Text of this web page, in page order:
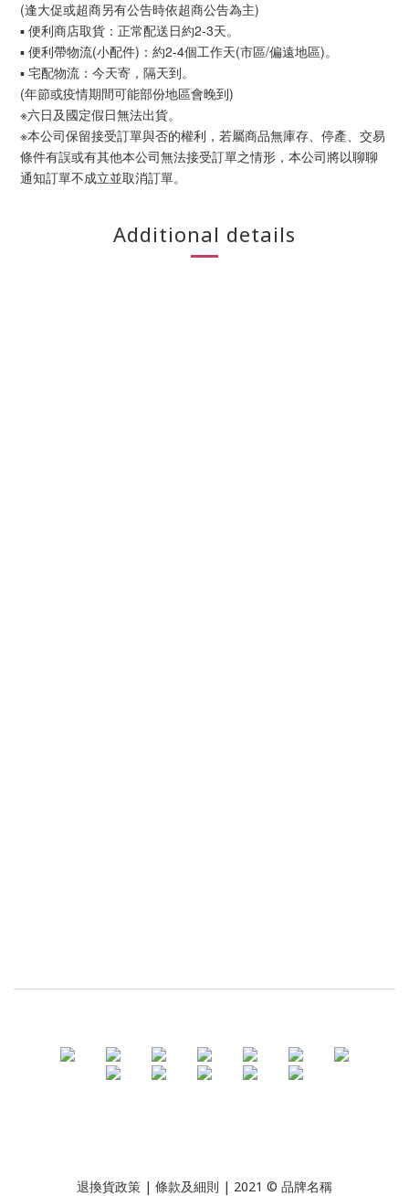
(逢大促或超商另有公告時依超商公告為主)
▪ 便利商店取貨：正常配送日約2-3天。
▪ 便利帶物流(小配件)：約2-4個工作天(市區/偏遠地區)。
▪ 宅配物流：今天寄，隔天到。
(年節或疫情期間可能部份地區會晚到)
※六日及國定假日無法出貨。
※本公司保留接受訂單與否的權利，若屬商品無庫存、停產、交易
條件有誤或有其他本公司無法接受訂單之情形，本公司將以聊聊
通知訂單不成立並取消訂單。
Additional details
退換貨政策 | 條款及細則 | 2021 © 品牌名稱